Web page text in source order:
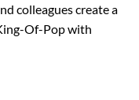
colleagues create a
Of-Pop with